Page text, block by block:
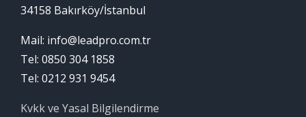
34158 Bakırköy/İstanbul
Mail: info@leadpro.com.tr
Tel: 0850 304 1858
Tel: 0212 931 9454
Kvkk ve Yasal Bilgilendirme